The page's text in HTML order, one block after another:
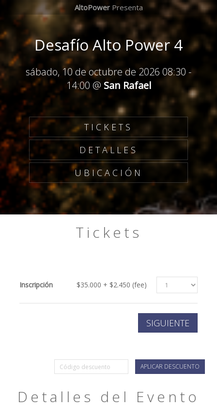
AltoPowerPresenta
Desafío Alto Power 4
sábado, 10 de octubre de 2026 08:30 -
14:00 @ San Rafael
TICKETS
DETALLES
UBICACIÓN
Tickets
Inscripción $35.000 + $2.450 (fee)
APLICAR DESCUENTO
Detalles del Evento